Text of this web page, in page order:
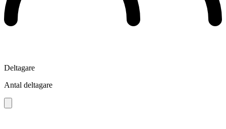
Deltagare
Antal deltagare